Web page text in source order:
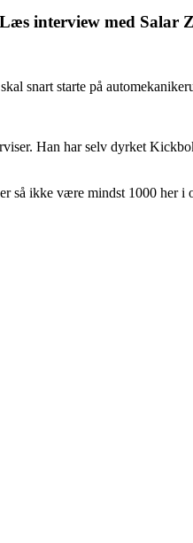
interview med Salar
snart starte på
Han har selv dyrket
så ikke være mindst 1000 her i